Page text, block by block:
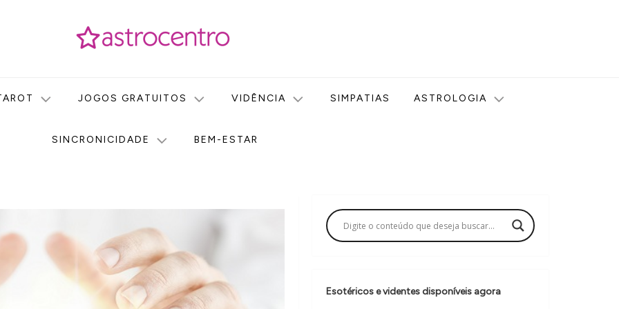
JOGOS GRATUITOS VIDÊNCIA SIMPATIAS ASTROLOGIA
SINCRONICIDADE BEM-ESTAR
Esotéricos e videntes disponíveis agora